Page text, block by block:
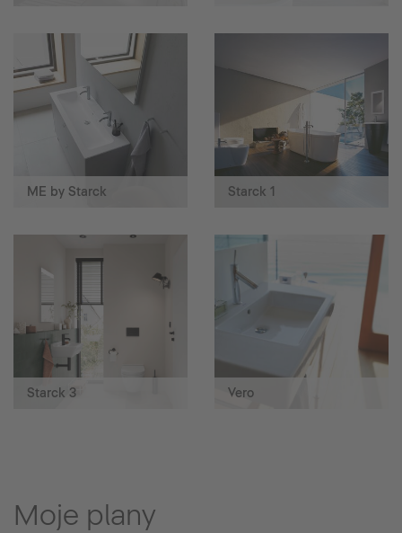
ME by Starck Starck 1
Starck 3 Vero
Moje plany